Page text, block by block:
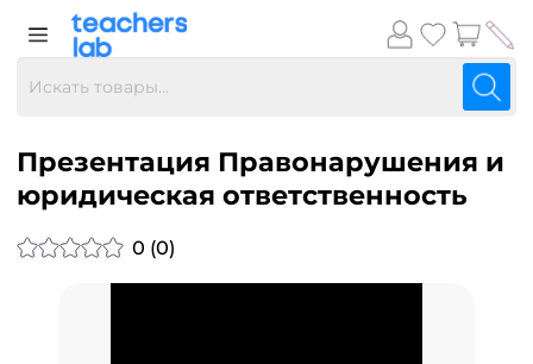
Презентация Правонарушения и
юридическая ответственность
0 (0)